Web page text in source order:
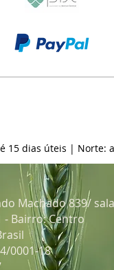
15 dias úteis | Norte:
Machado 839/
- Bairro: Centro
0001-18